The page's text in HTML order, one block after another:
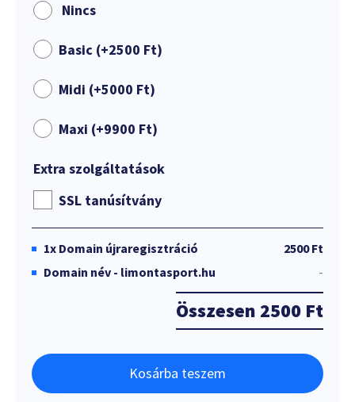
Nincs
Basic (+2500 Ft)
Midi (+5000 Ft)
Maxi (+9900 Ft)
Extra szolgáltatások
SSL tanúsítvány
1x Domain újraregisztráció
2500 Ft
Domain név - limontasport.hu
-
Összesen 2500 Ft
Kosárba teszem